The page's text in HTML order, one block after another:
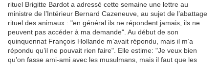
rituel Brigitte Bardot a adressé cette semaine une lettre au
ministre de l’Intérieur Bernard Cazeneuve, au sujet de l’abattage
rituel des animaux : "en général ils ne répondent jamais, ils ne
peuvent pas accéder à ma demande". Au début de son
quinquennat François Hollande m’avait répondu, mais il m’a
répondu qu’il ne pouvait rien faire". Elle estime: "Je veux bien
qu’on fasse ami-ami avec les musulmans, mais il faut que les